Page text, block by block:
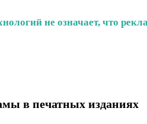
не означает, что
в печатных изданиях